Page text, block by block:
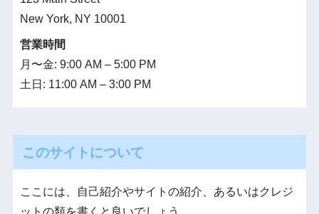
New York, NY 10001
営業時間
月〜金: 9:00 AM – 5:00 PM
土日: 11:00 AM – 3:00 PM
このサイトについて
ここには、自己紹介やサイトの紹介、あるいはクレジ
ットの類を書くと良いでしょう。